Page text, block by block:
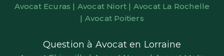
Avocat Ecuras | Avocat Niort | Avocat La Rochelle
| Avocat Poitiers
Question à Avocat en Lorraine